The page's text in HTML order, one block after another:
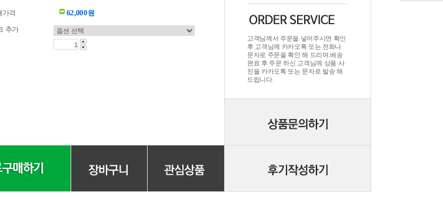
가격 62,000원
추가
고객님께서 주문을 넣어주시면 확인
후 고객님께 카카오톡 또는 전화나
문자로 주문을 확인 해 드리며.배송
완료 후 주문 하신 고객님께 상품 사
진을 카카오톡 또는 문자로 발송 해
드립니다.